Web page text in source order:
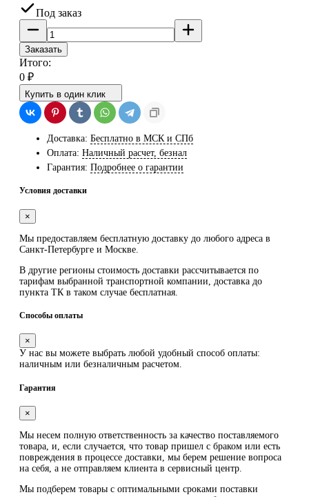
Под заказ
Заказать
Итого:
0 ₽
Купить в один клик
Доставка: Бесплатно в МСК и СПб
Оплата: Наличный расчет, безнал
Гарантия: Подробнее о гарантии
Условия доставки
×
Мы предоставляем бесплатную доставку до любого адреса в
Санкт-Петербурге и Москве.
В другие регионы стоимость доставки рассчитывается по
тарифам выбранной транспортной компании, доставка до
пункта ТК в таком случае бесплатная
Способы оплаты
×
У нас вы можете выбрать любой удобный способ оплаты:
наличным или безналичным расчетом.
Гарантия
×
Мы несем полную ответственность за качество поставляемого
товара, и, если случается, что товар пришел с браком или есть
повреждения в процессе доставки, мы берем решение вопроса
на себя, а не отправляем клиента в сервисный центр.
Мы подберем товары с оптимальными сроками поставки